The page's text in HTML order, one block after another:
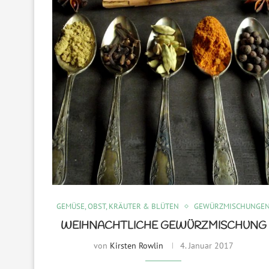
GEMÜSE, OBST, KRÄUTER & BLÜTEN
WEIHNACHTLICHE GEWÜRZMISCHUNG
von Kirsten Rowlin 4. Januar 2017